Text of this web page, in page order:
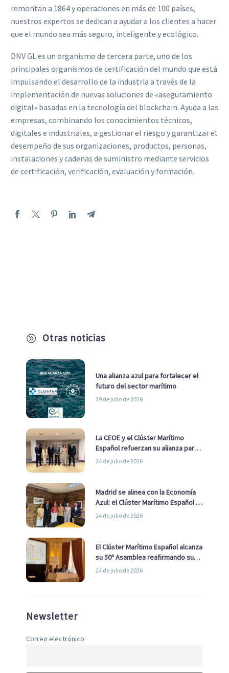
A Otras noticias
Una alianza azul para fortalecer el
futuro del sector marítimo
29 de julio de 2026
La CEOE y el Clúster Marítimo
Español refuerzan su alianza para
impulsar una estrategia Nacional
24 de julio de 2026
Madrid se alinea con la Economía
Azul: el Clúster Marítimo Español y
la Real Liga Naval avanzan alianzas
24 de julio de 2026
El Clúster Marítimo Español alcanza
su 50ª Asamblea reafirmando su
liderazgo en la Economía Azul
24 de julio de 2026
Newsletter
Correo electrónico
remontan a 1864 y operaciones en más de 100 países,
nuestros expertos se dedican a ayudar a los clientes a hacer
que el mundo sea más seguro, inteligente y ecológico.
DNV GL es un organismo de tercera parte, uno de los
principales organismos de certificación del mundo que está
impulsando el desarrollo de la industria a través de la
implementación de nuevas soluciones de «aseguramiento
digital» basadas en la tecnología del blockchain. Ayuda a las
empresas, combinando los conocimientos técnicos,
digitales e industriales, a gestionar el riesgo y garantizar el
desempeño de sus organizaciones, productos, personas,
instalaciones y cadenas de suministro mediante servicios
de certificación, verificación, evaluación y formación.